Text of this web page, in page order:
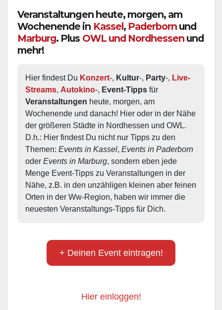
Veranstaltungen heute, morgen, am
Wochenende in Kassel, Paderborn und
Marburg. Plus OWL und Nordhessen und
mehr!
Hier findest Du Konzert-, Kultur-, Party-, Live-
Streams, Autokino-, Event-Tipps
Veranstaltungen heute, morgen, am
Wochenende und danach! Hier oder in der Nähe
der größeren Städte in Nordhessen und OWL.
D.h.: Hier findest Du nicht nur Tipps zu den
Themen: Events in Kassel, Events in Paderborn
oder Events in Marburg, sondern eben jede
Menge Event-Tipps zu Veranstaltungen in der
Nähe, z.B. in den unzähligen kleinen aber feinen
Orten in der Ww-Region, haben wir immer die
neuesten Veranstaltungs-Tipps für Dich.
+ Deinen Event eintragen!
Hier einloggen!